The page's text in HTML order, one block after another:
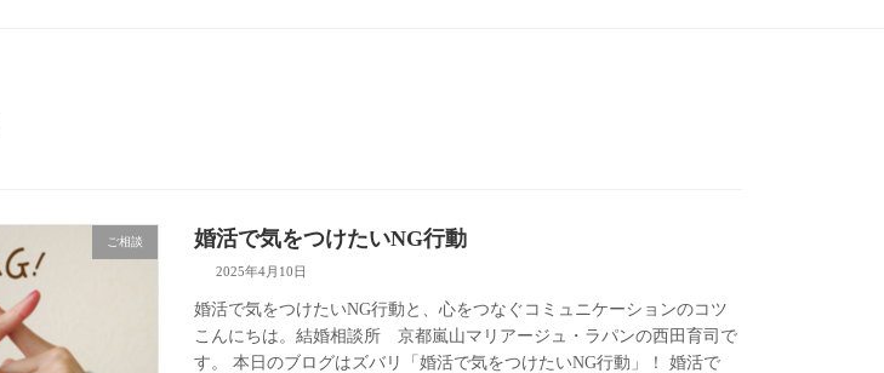
ご相談 婚活で気をつけたいNG行動
2025年4月10日
婚活で気をつけたいNG行動と、心をつなぐコミュニケーションのコツ
こんにちは。結婚相談所 京都嵐山マリアージュ・ラパンの西田育司で
す。 本日のブログはズバリ「婚活で気をつけたいNG行動」！ 婚活で